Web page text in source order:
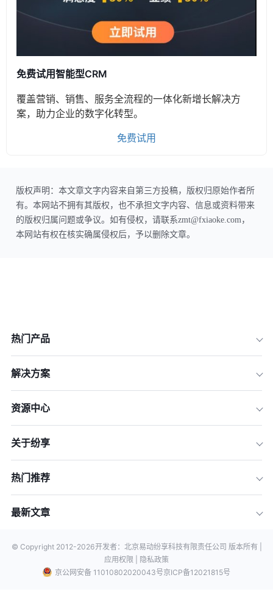
免费试用智能型CRM
覆盖营销、销售、服务全流程的一体化新增长解决方
案，助力企业的数字化转型。
免费试用
版权声明：本文章文字内容来自第三方投稿，版权归原始作者所
有。本网站不拥有其版权，也不承担文字内容、信息或资料带来
的版权归属问题或争议。如有侵权，请联系zmt@fxiaoke.com，
本网站有权在核实确属侵权后，予以删除文章。
热门产品
解决方案
资源中心
关于纷享
热门推荐
最新文章
© Copyright 2012-2026开发者：北京易动纷享科技有限责任公司 版本所有 |
应用权限 |
隐私政策
京公网安备 11010802020043号京ICP备12021815号